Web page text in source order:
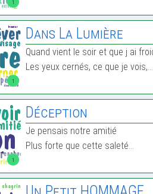
1
1
Dans La Lumière
Quand vient le soir et que j ai
Les yeux cernés, ce que je vois,…
1
Déception
Je pensais notre amitié
Plus forte que cette saleté…